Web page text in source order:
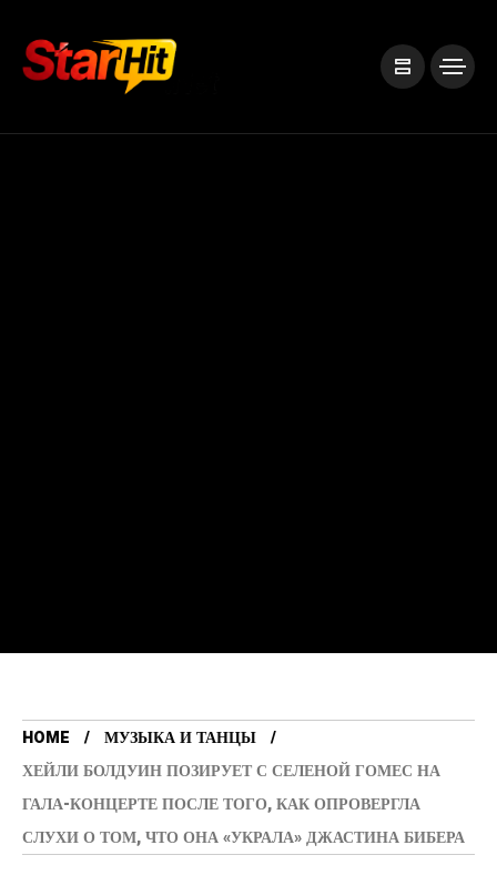
HOME
МУЗЫКА И ТАНЦЫ
ХЕЙЛИ БОЛДУИН ПОЗИРУЕТ С СЕЛЕНОЙ ГОМЕС НА
ГАЛА-КОНЦЕРТЕ ПОСЛЕ ТОГО, КАК ОПРОВЕРГЛА
СЛУХИ О ТОМ, ЧТО ОНА «УКРАЛА» ДЖАСТИНА БИБЕРА